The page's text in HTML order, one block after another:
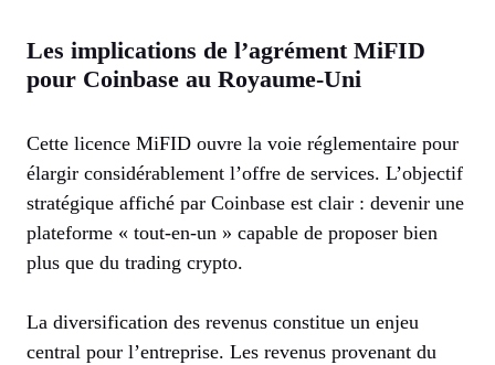
Les implications de l’agrément MiFID
pour Coinbase au Royaume-Uni
Cette licence MiFID ouvre la voie réglementaire pour
élargir considérablement l’offre de services. L’objectif
stratégique affiché par Coinbase est clair : devenir une
plateforme « tout-en-un » capable de proposer bien
plus que du trading crypto.
La diversification des revenus constitue un enjeu
central pour l’entreprise. Les revenus provenant du